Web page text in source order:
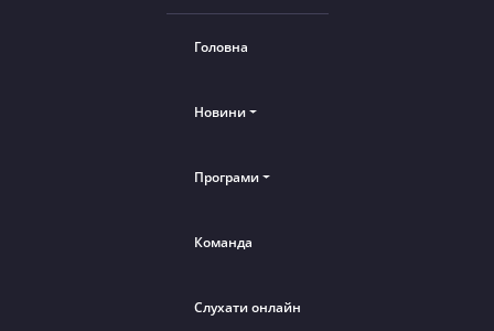
Головна
Новини
Програми
Команда
Слухати онлайн